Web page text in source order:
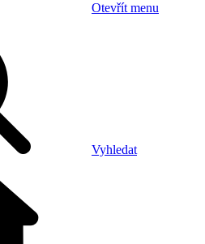
Otevřít menu
Vyhledat